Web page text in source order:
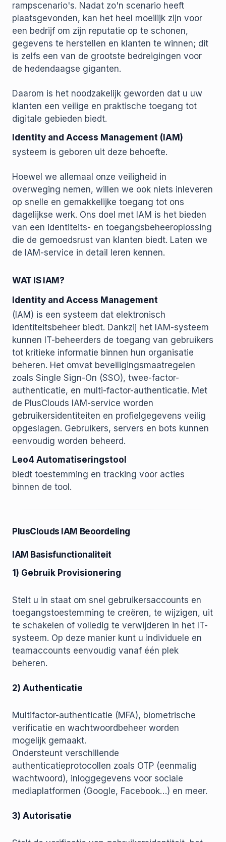
rampscenario's. Nadat zo'n scenario heeft
plaatsgevonden, kan het heel moeilijk zijn voor
een bedrijf om zijn reputatie op te schonen,
gegevens te herstellen en klanten te winnen; dit
is zelfs een van de grootste bedreigingen voor
de hedendaagse giganten.
Daarom is het noodzakelijk geworden dat u uw
klanten een veilige en praktische toegang tot
digitale gebieden biedt.
Identity and Access Management (IAM)
systeem is geboren uit deze behoefte.
Hoewel we allemaal onze veiligheid in
overweging nemen, willen we ook niets inleveren
op snelle en gemakkelijke toegang tot ons
dagelijkse werk. Ons doel met IAM is het bieden
van een identiteits- en toegangsbeheeroplossing
die de gemoedsrust van klanten biedt. Laten we
de IAM-service in detail leren kennen.
WAT IS IAM?
Identity and Access Management
(IAM) is een systeem dat elektronisch
identiteitsbeheer biedt. Dankzij het IAM-systeem
kunnen IT-beheerders de toegang van gebruikers
tot kritieke informatie binnen hun organisatie
beheren. Het omvat beveiligingsmaatregelen
zoals Single Sign-On (SSO), twee-factor-
authenticatie, en multi-factor-authenticatie. Met
de PlusClouds IAM-service worden
gebruikersidentiteiten en profielgegevens veilig
opgeslagen. Gebruikers, servers en bots kunnen
eenvoudig worden beheerd.
Leo4 Automatiseringstool
biedt toestemming en tracking voor acties
binnen de tool.
PlusClouds IAM Beoordeling
IAM Basisfunctionaliteit
1) Gebruik Provisionering
Stelt u in staat om snel gebruikersaccounts en
toegangstoestemming te creëren, te wijzigen, uit
te schakelen of volledig te verwijderen in het IT-
systeem. Op deze manier kunt u individuele en
teamaccounts eenvoudig vanaf één plek
beheren.
2) Authenticatie
Multifactor-authenticatie (MFA), biometrische
verificatie en wachtwoordbeheer worden
mogelijk gemaakt.
Ondersteunt verschillende
authenticatieprotocollen zoals OTP (eenmalig
wachtwoord), inloggegevens voor sociale
mediaplatformen (Google, Facebook…) en meer.
3) Autorisatie